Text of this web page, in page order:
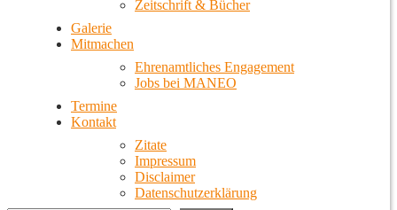
Zeitschrift & Bücher
Galerie
Mitmachen
Ehrenamtliches Engagement
Jobs bei MANEO
Termine
Kontakt
Zitate
Impressum
Disclaimer
Datenschutzerklärung